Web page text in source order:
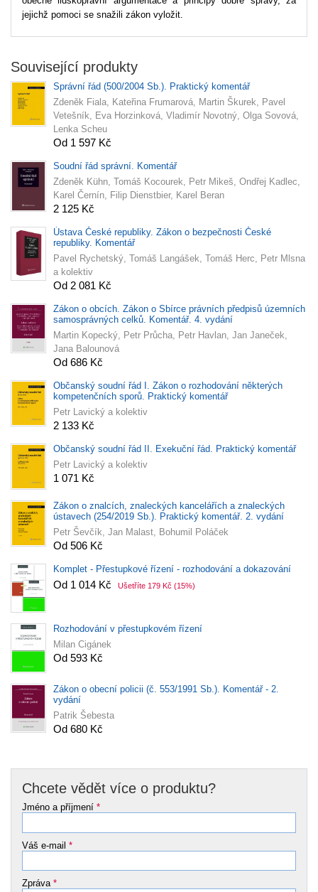
jejichž pomoci se snažili zákon vyložit.
Související produkty
Správní řád (500/2004 Sb.). Praktický komentář
Zdeněk Fiala, Kateřina Frumarová, Martin Škurek, Pavel
Vetešník, Eva Horzinková, Vladimír Novotný, Olga Sovová,
Lenka Scheu
Od 1 597 Kč
Soudní řád správní. Komentář
Zdeněk Kühn, Tomáš Kocourek, Petr Mikeš, Ondřej Kadlec,
Karel Černín, Filip Dienstbier, Karel Beran
2 125 Kč
Ústava České republiky. Zákon o bezpečnosti České
republiky. Komentář
Pavel Rychetský, Tomáš Langášek, Tomáš Herc, Petr Mlsna
a kolektiv
Od 2 081 Kč
Zákon o obcích. Zákon o Sbírce právních předpisů územních
samosprávných celků. Komentář. 4. vydání
Martin Kopecký, Petr Průcha, Petr Havlan, Jan Janeček,
Jana Balounová
Od 686 Kč
Občanský soudní řád I. Zákon o rozhodování některých
kompetenčních sporů. Praktický komentář
Petr Lavický a kolektiv
2 133 Kč
Občanský soudní řád II. Exekuční řád. Praktický komentář
Petr Lavický a kolektiv
1 071 Kč
Zákon o znalcích, znaleckých kancelářích a znaleckých
ústavech (254/2019 Sb.). Praktický komentář. 2. vydání
Petr Ševčík, Jan Malast, Bohumil Poláček
Od 506 Kč
Komplet - Přestupkové řízení - rozhodování a dokazování
Od 1 014 Kč Ušetříte 179 Kč (15%)
Rozhodování v přestupkovém řízení
Milan Cigánek
Od 593 Kč
Zákon o obecní policii (č. 553/1991 Sb.). Komentář - 2.
vydání
Patrik Šebesta
Od 680 Kč
Chcete vědět více o produktu?
Jméno a příjmení *
Váš e-mail *
Zpráva *